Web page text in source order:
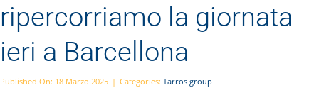
Utilities
ripercorriamo la giornata
ieri a Barcellona
Published On: 18 Marzo 2025 | Categories: Tarros group